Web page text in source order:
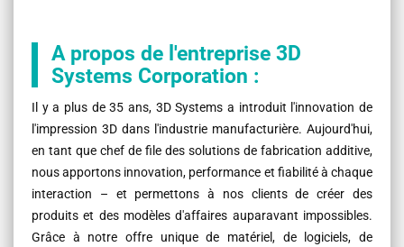
A propos de l'entreprise 3D
Systems Corporation :
Il y a plus de 35 ans, 3D Systems a introduit l'innovation de
l'impression 3D dans l'industrie manufacturière. Aujourd'hui,
en tant que chef de file des solutions de fabrication additive,
nous apportons innovation, performance et fiabilité à chaque
interaction – et permettons à nos clients de créer des
produits et des modèles d'affaires auparavant impossibles.
Grâce à notre offre unique de matériel, de logiciels, de